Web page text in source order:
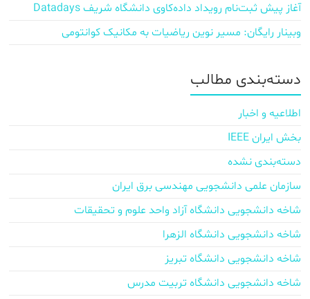
آغاز پیش‌ ثبت‌نام رویداد داده‌کاوی دانشگاه شریف Datadays
وبینار رایگان: مسیر نوین ریاضیات به مکانیک کوانتومی
دسته‌بندی مطالب
اطلاعیه و اخبار
بخش ایران IEEE
دسته‌بندی نشده
سازمان علمی دانشجویی مهندسی برق ایران
شاخه دانشجویی دانشگاه آزاد واحد علوم و تحقیقات
شاخه دانشجویی دانشگاه الزهرا
شاخه دانشجویی دانشگاه تبریز
شاخه دانشجویی دانشگاه تربیت مدرس